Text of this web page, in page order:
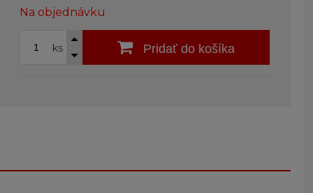
Na objednávku
ks Pridať do košíka